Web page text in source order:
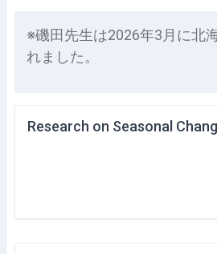
※磯田先生は2026年3月に北
れました。